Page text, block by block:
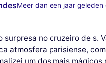
Meer dan een jaar geleden
surpresa no cruzeiro de s.
atmosfera parisiense,
um dos mais mágicos